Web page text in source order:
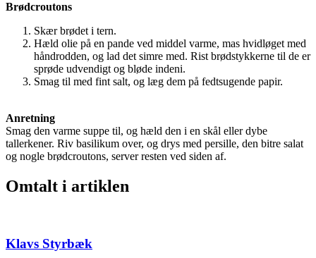
Brødcroutons
Skær brødet i tern.
Hæld olie på en pande ved middel varme, mas hvidløget med
håndrodden, og lad det simre med. Rist brødstykkerne til de er
sprøde udvendigt og bløde indeni.
Smag til med fint salt, og læg dem på fedtsugende papir.
Anretning
Smag den varme suppe til, og hæld den i en skål eller dybe
tallerkener. Riv basilikum over, og drys med persille, den bitre salat
og nogle brødcroutons, server resten ved siden af.
Omtalt i artiklen
Klavs Styrbæk